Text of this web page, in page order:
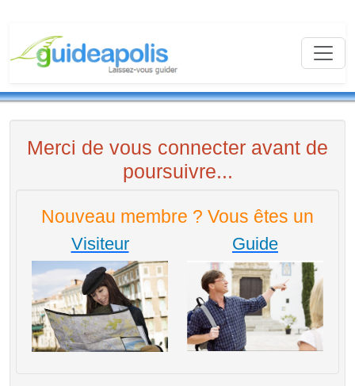
Merci de vous connecter avant de
poursuivre...
Nouveau membre ? Vous êtes un
Visiteur Guide